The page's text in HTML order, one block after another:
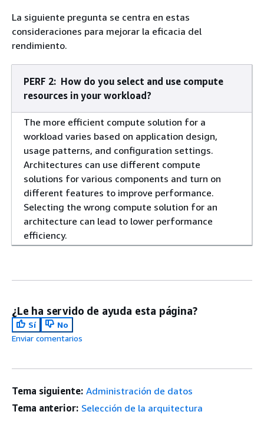
La siguiente pregunta se centra en estas
consideraciones para mejorar la eficacia del
rendimiento.
PERF 2: How do you select and use compute
resources in your workload?
The more efficient compute solution for a
workload varies based on application design,
usage patterns, and configuration settings.
Architectures can use different compute
solutions for various components and turn on
different features to improve performance.
Selecting the wrong compute solution for an
architecture can lead to lower performance
efficiency.
¿Le ha servido de ayuda esta página?
Sí
No
Enviar comentarios
Tema siguiente: Administración de datos
Tema anterior: Selección de la arquitectura